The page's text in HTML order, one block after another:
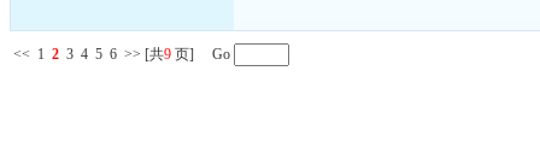
<< 1 2 3 4 5 6 >> [共9 页] Go